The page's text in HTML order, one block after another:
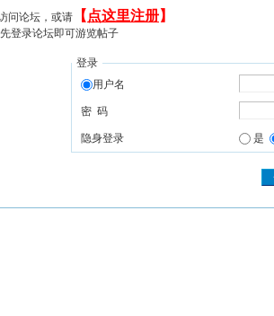
问论坛，或请 【 点这里注册】
登录论坛即可游览帖子
登录
用户名
密 码
隐身登录 是